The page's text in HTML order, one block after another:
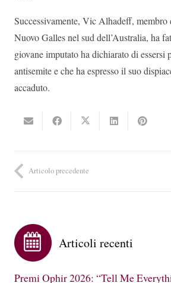
Successivamente, Vic Alhadeff, membro
Nuovo Galles nel sud dell’Australia, ha
giovane imputato ha dichiarato di essersi
antisemite e che ha espresso il suo
accaduto.
Articolo precedente
Articoli recenti
Premi Ophir 2026: “Tell Me